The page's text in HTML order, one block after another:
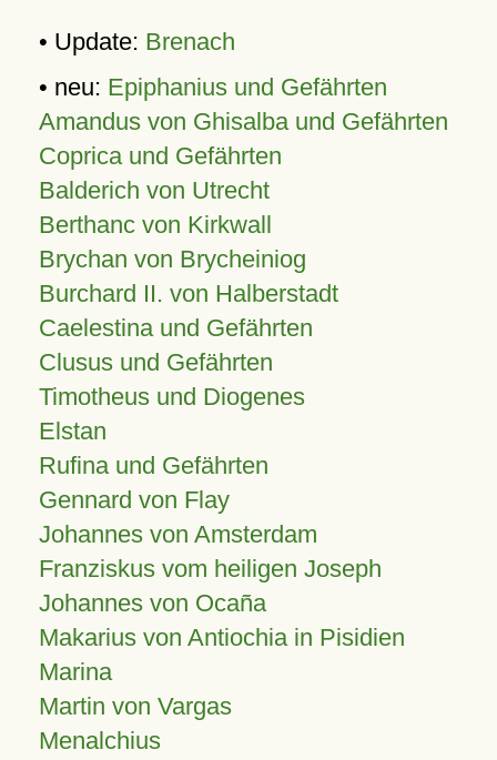
• Update: Brenach
• neu: Epiphanius und Gefährten
Amandus von Ghisalba und Gefährten
Coprica und Gefährten
Balderich von Utrecht
Berthanc von Kirkwall
Brychan von Brycheiniog
Burchard II. von Halberstadt
Caelestina und Gefährten
Clusus und Gefährten
Timotheus und Diogenes
Elstan
Rufina und Gefährten
Gennard von Flay
Johannes von Amsterdam
Franziskus vom heiligen Joseph
Johannes von Ocaña
Makarius von Antiochia in Pisidien
Marina
Martin von Vargas
Menalchius